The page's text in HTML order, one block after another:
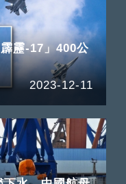
靂-17」400公
2023-12-11